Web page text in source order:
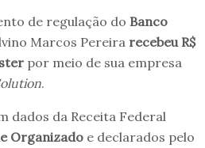
de regulação do Banco
Marcos Pereira recebeu R$
por meio de sua empresa
.
dados da Receita Federal
Organizado e declarados pelo